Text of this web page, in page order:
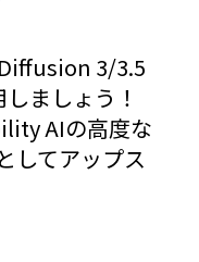
3/3.5
ましょう！
AIの高度な
してアップス